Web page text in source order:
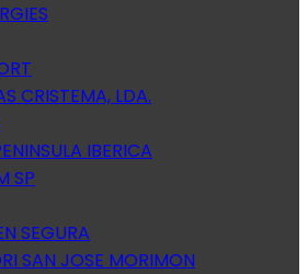
CRISTEMA, LDA.
IBERICA
SP
SEGURA
SAN JOSE MORIMON